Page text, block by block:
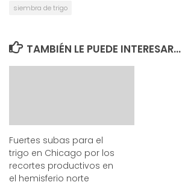
siembra de trigo
TAMBIÉN LE PUEDE INTERESAR...
Fuertes subas para el
trigo en Chicago por los
recortes productivos en
el hemisferio norte